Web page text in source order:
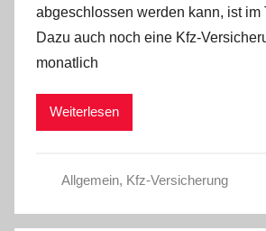
a
d
abgeschlossen werden kann, ist im
Dazu auch noch eine Kfz-
monatlich
Weiterlesen
Allgemein, Kfz-Versicherung